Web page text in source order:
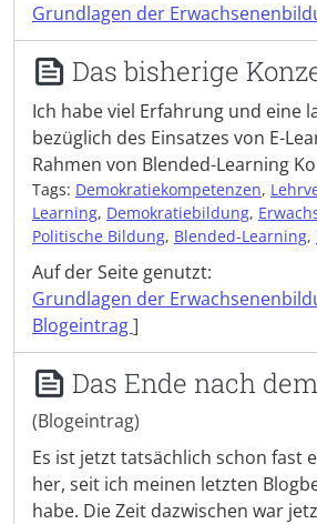
Grundlagen der
Das bisherige
Ich habe viel Erfahrung und eine
bezüglich des Einsatzes von E-
Rahmen von Blended-Learning
Tags: Demokratiekompetenzen,
Learning, Demokratiebildung,
Politische Bildung, Blended-Learning,
Auf der Seite genutzt:
Grundlagen der
Blogeintrag]
Das Ende nach
(Blogeintrag)
Es ist jetzt tatsächlich schon fast
her, seit ich meinen letzten
habe. Die Zeit dazwischen war